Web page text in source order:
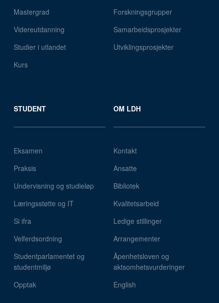
Mastergrad
Videreutdanning
Studier i utlandet
Kurs
Forskningsgrupper
Samarbeidsprosjekter
Utviklingsprosjekter
STUDENT
Eksamen
Praksis
Undervisning og studieløp
Læringsstøtte og IT
Si ifra
Velferdsordning
Studentparlamentet og
studentmiljø
Opptak
OM LDH
Kontakt
Ansatte
Bibliotek
Kvalitetsarbeid
Ledige stillinger
Arrangementer
Åpenhetsloven og
aktsomhetsvurderinger
English